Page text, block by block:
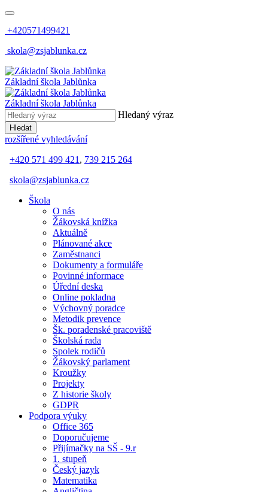
+420571499421
skola@zsjablunka.cz
Základní škola Jablůnka
Základní škola Jablůnka
Hledaný výraz
Hledat
rozšířené vyhledávání
+420 571 499 421 , 739 215 264
skola@zsjablunka.cz
Škola
O nás
Žákovská knížka
Aktuálně
Plánované akce
Zaměstnanci
Dokumenty a formuláře
Povinné informace
Úřední deska
Online pokladna
Výchovný poradce
Metodik prevence
Šk. poradenské pracoviště
Školská rada
Spolek rodičů
Žákovský parlament
Kroužky
Projekty
Z historie školy
GDPR
Podpora výuky
Office 365
Doporučujeme
Přijímačky na SŠ - 9.r
1. stupeň
Český jazyk
Matematika